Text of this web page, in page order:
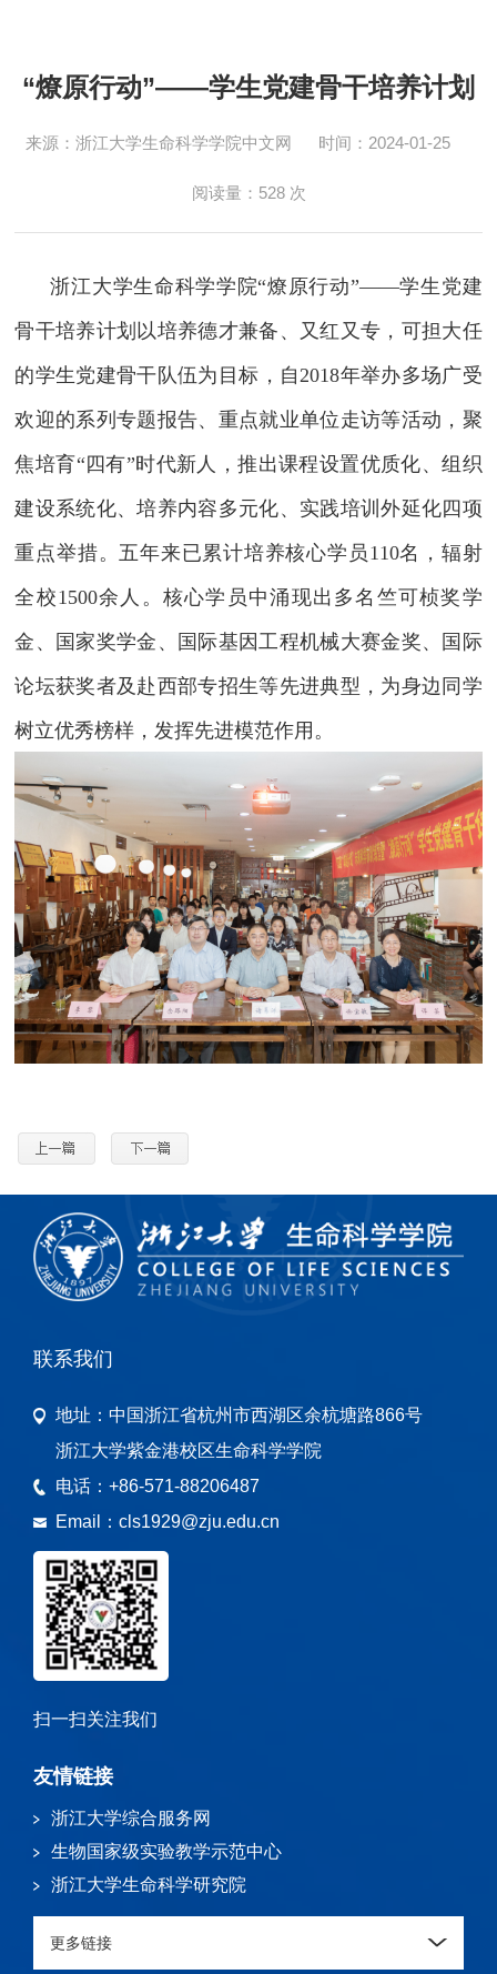
“燎原行动”——学生党建骨干培养计划
来源：浙江大学生命科学学院中文网 时间：2024-01-25
阅读量： 528 次
浙江大学生命科学学院“燎原行动”——学生党建
骨干培养计划以培养德才兼备、又红又专，可担大任
的学生党建骨干队伍为目标，自 2018年举办多场广受
欢迎的系列专题报告、重点就业单位走访等活动，聚
焦培育“四有”时代新人，推出课程设置优质化、组织
建设系统化、培养内容多元化、实践培训外延化四项
重点举措。五年来已累计培养核心学员 110名，辐射
全校1500余人。核心学员中涌现出多名竺可桢奖学
金、国家奖学金、国际基因工程机械大赛金奖、国际
论坛获奖者及赴西部专招生等先进典型，为身边同学
树立优秀榜样，发挥先进模范作用。
联系我们
地址： 中国浙江省杭州市西湖区余杭塘路866号
浙江大学紫金港校区生命科学学院
电话： +86-571-88206487
Email： cls1929@zju.edu.cn
扫一扫关注我们
友情链接
浙江大学综合服务网
生物国家级实验教学示范中心
浙江大学生命科学研究院
更多链接